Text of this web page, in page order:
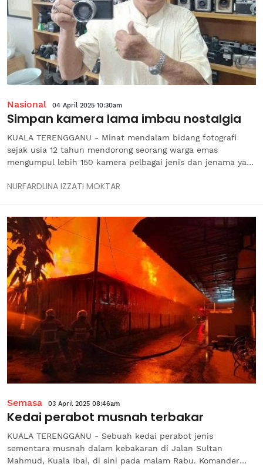
Nasional 04 April 2025 10:30am
Simpan kamera lama imbau nostalgia
KUALA TERENGGANU - Minat mendalam bidang fotografi
sejak usia 12 tahun mendorong seorang warga emas
mengumpul lebih 150 kamera pelbagai jenis dan jenama yang
Pangsapuri Kampung Tiong, di sini. Wang Fook Seek, 82,
NURFARDLINA IZZATI MOKTAR
Semasa 03 April 2025 08:46am
Kedai perabot musnah terbakar
KUALA TERENGGANU - Sebuah kedai perabot jenis
sementara musnah dalam kebakaran di Jalan Sultan
Mahmud, Kuala Ibai, di sini pada malam Rabu. Komander